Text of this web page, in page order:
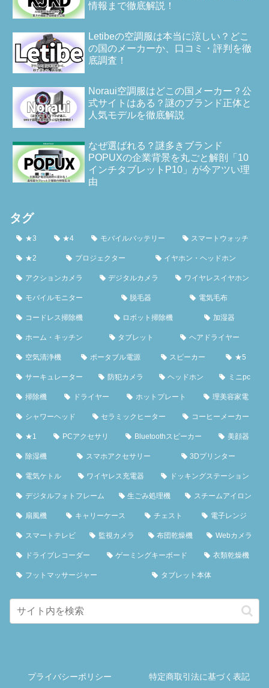
情報まで徹底解説！
Letibeの空調服は本当に涼しい？どこ
の国のメーカーか、口コミ・評判を徹
底調査！
Noraui空調服はどこの国メーカー？公
式サイトはある？謎のブランド正体と
人気モデルを徹底解説
なぜ選ばれる？謎多きブランド
POPUXの企業背景を丸ごと解剖「10
インチタブレットP10」が今アツい理
由
タグ
★3 ★4 モバイルバッテリー スマートウォッチ
★2 プロジェクター イヤホン・ヘッドホン
アクションカメラ デジタルカメラ ワイヤレスイヤホン
モバイルモニター 脱毛器 電気毛布
コードレス掃除機 ロボット掃除機 加湿器
ホーム・キッチン タブレット ヘアドライヤー
空気清浄機 ポータブル電源 スピーカー ★5
サーキュレーター 防犯カメラ ヘッドホン ミニpc
掃除機 ドライヤー ホットプレート 理美容家電
シャワーヘッド セラミックヒーター コーヒーメーカー
★1 PCアクセサリ Bluetoothスピーカー 美顔器
除湿機 スマホアクセサリー 3Dプリンター
電気ケトル ワイヤレス充電器 ドッキングステーション
デジタルフォトフレーム 生ごみ処理機 スチームアイロン
扇風機 キャリーケース チェスト 電子レンジ
スマートテレビ 監視カメラ 布団乾燥機 Webカメラ
ドライブレコーダー ゲーミングキーボード 衣類乾燥機
フットマッサージャー タブレット本体
プライバシーポリシー 特定商取引法に基づく表記